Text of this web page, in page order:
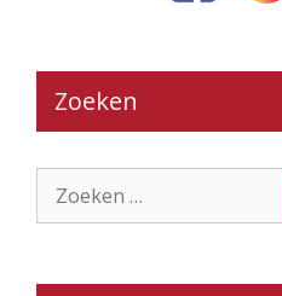
Zoeken
naar: